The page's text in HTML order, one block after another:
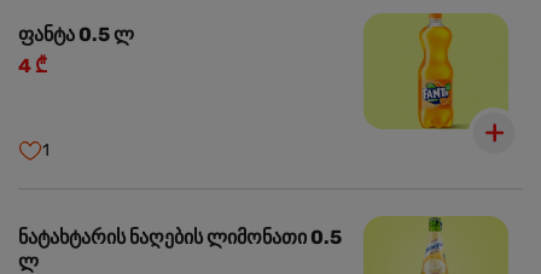
ფანტა 0.5 ლ
4 ₾
1
ნატახტარის ნაღების ლიმონათი 0.5
ლ